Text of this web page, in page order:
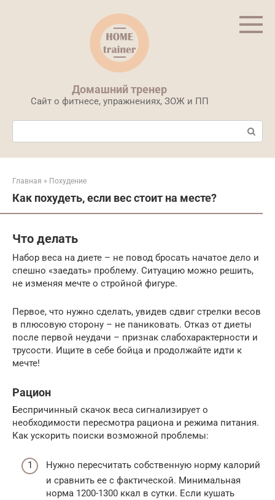
Домашний тренер
Сайт о фитнесе, упражнениях, ЗОЖ и ПП
Поиск:
Главная » Похудение
Как похудеть, если вес стоит на месте?
Что делать
Набор веса на диете – не повод бросать начатое дело и
спешно «заедать» проблему. Ситуацию можно решить,
не изменяя мечте о стройной фигуре.
Первое, что нужно сделать, увидев сдвиг стрелки весов
в плюсовую сторону – не паниковать. Отказ от диеты
после первой неудачи – признак слабохарактерности и
трусости. Ищите в себе бойца и продолжайте идти к
мечте!
Рацион
Беспричинный скачок веса сигнализирует о
необходимости пересмотра рациона и режима питания.
Как ускорить поиски возможной проблемы:
Нужно пересчитать собственную норму калорий
и сравнить ее с фактической. Минимальная
норма 1200-1300 ккал в сутки. Если кушать